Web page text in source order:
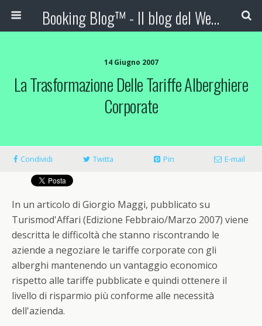
Booking Blog™ - Il blog del Web Marketing Turistico
14 Giugno 2007
La Trasformazione Delle Tariffe Alberghiere
Corporate
Condividi Twitta Pin E-mail
In un articolo di Giorgio Maggi, pubblicato su
Turismod'Affari (Edizione Febbraio/Marzo 2007) viene
descritta le difficoltà che stanno riscontrando le
aziende a negoziare le tariffe corporate con gli
alberghi mantenendo un vantaggio economico
rispetto alle tariffe pubblicate e quindi ottenere il
livello di risparmio più conforme alle necessità
dell'azienda.